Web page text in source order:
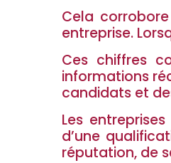
Cela
entreprise.
Ces chiffres
informations
candidats et
Les
d’une
réputation, de